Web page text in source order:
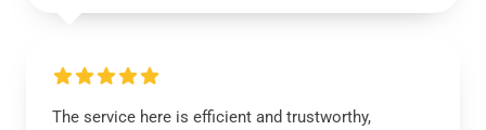
The service here is efficient and trustworthy,